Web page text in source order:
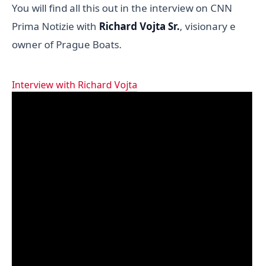
You will find all this out in the interview on CNN
Prima Notizie with Richard Vojta Sr., visionary e
owner of Prague Boats.
Interview with Richard Vojta